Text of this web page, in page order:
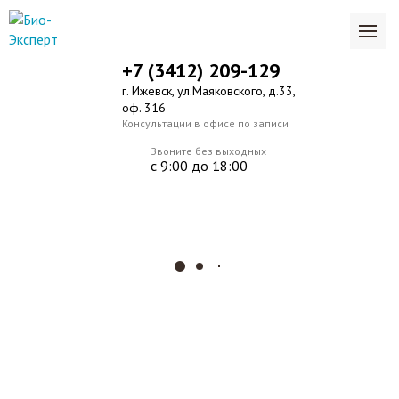
Звоните без выходных
с 9:00 до 18:00
+7 (3412) 209-129
г. Ижевск, ул.Маяковского, д.33,
оф. 316
Консультации в офисе по записи